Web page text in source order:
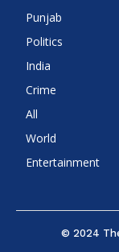
Punjab
Politics
India
Crime
All
World
Entertainment
© 2024